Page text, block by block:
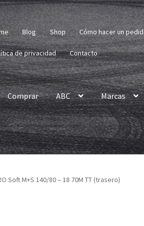
Blog Shop Cómo hacer un
de privacidad Contacto
Comprar ABC Marcas
Soft M+S 140/80 – 18 70M TT (trasero)